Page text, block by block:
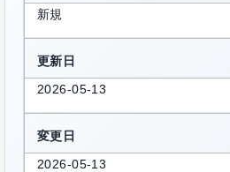
新規
更新日
2026-05-13
変更日
2026-05-13